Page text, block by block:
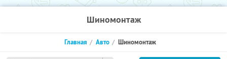
Шиномонтаж
Главная Авто Шиномонтаж